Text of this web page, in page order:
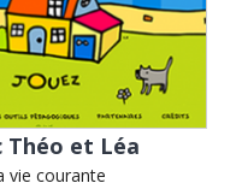
Théo et Léa
vie courante